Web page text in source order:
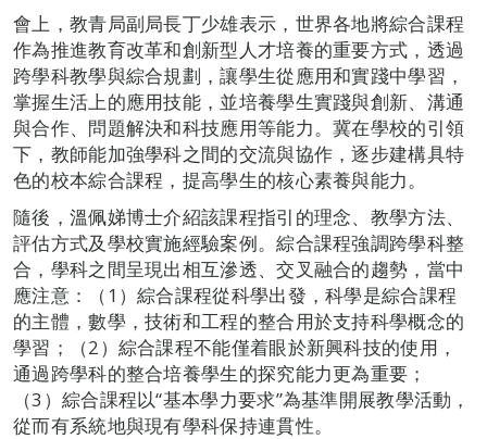
會上，教青局副局長丁少雄表示，世界各地將綜合課程
作為推進教育改革和創新型人才培養的重要方式，透過
跨學科教學與綜合規劃，讓學生從應用和實踐中學習，
掌握生活上的應用技能，並培養學生實踐與創新、溝通
與合作、問題解決和科技應用等能力。冀在學校的引領
下，教師能加強學科之間的交流與協作，逐步建構具特
色的校本綜合課程，提高學生的核心素養與能力。
隨後，溫佩娣博士介紹該課程指引的理念、教學方法、
評估方式及學校實施經驗案例。綜合課程強調跨學科整
合，學科之間呈現出相互滲透、交叉融合的趨勢，當中
應注意：（1）綜合課程從科學出發，科學是綜合課程
的主體，數學，技術和工程的整合用於支持科學概念的
學習；（2）綜合課程不能僅着眼於新興科技的使用，
通過跨學科的整合培養學生的探究能力更為重要；
（3）綜合課程以“基本學力要求”為基準開展教學活動，
從而有系統地與現有學科保持連貫性。